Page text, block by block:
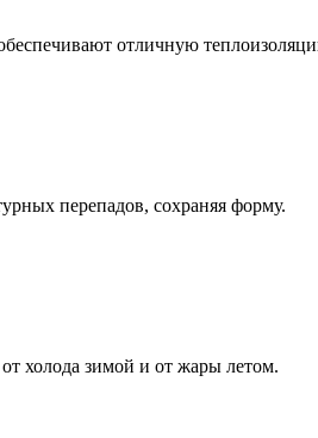
отличную
перепадов, сохраняя форму.
холода зимой и от жары летом.